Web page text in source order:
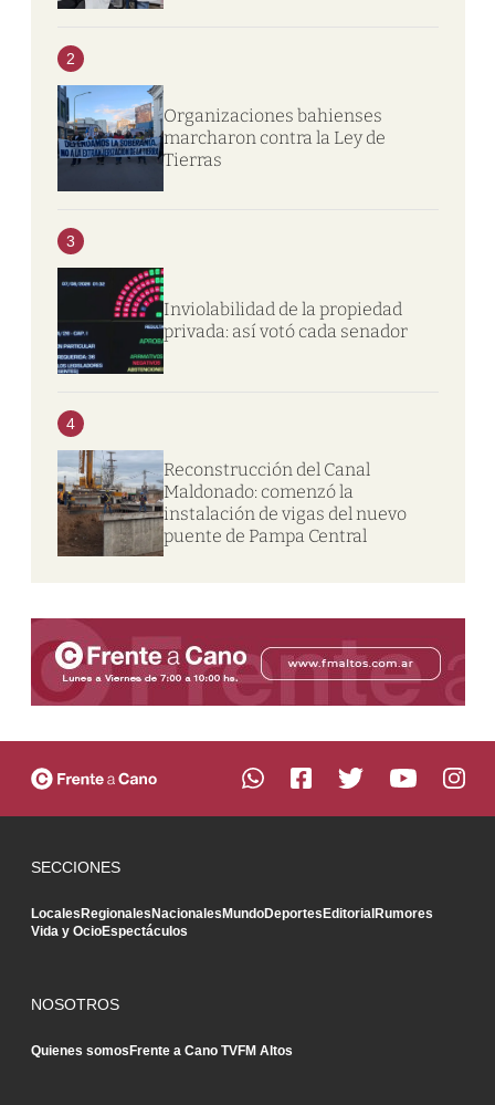
2
Organizaciones bahienses
marcharon contra la Ley de
Tierras
3
Inviolabilidad de la propiedad
privada: así votó cada senador
4
Reconstrucción del Canal
Maldonado: comenzó la
instalación de vigas del nuevo
puente de Pampa Central
SECCIONES
LocalesRegionalesNacionalesMundoDeportesEditorialRumores
Vida y OcioEspectáculos
NOSOTROS
Quienes somosFrente a Cano TVFM Altos